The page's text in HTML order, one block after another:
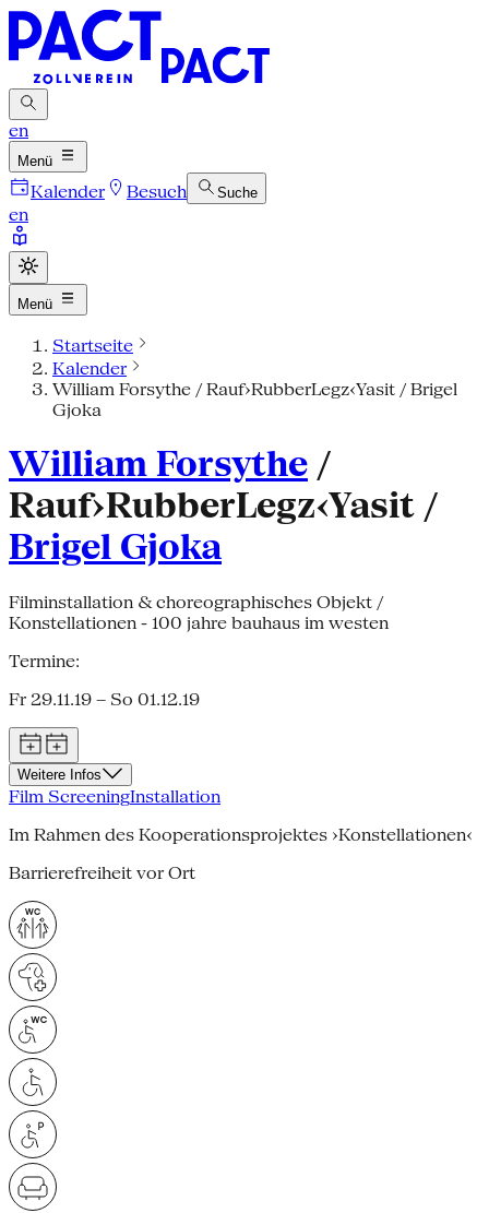
en
Menü
Kalender Besuch Suche
en
Menü
Startseite
Kalender
William Forsythe / Rauf›RubberLegz‹Yasit / Brigel
Gjoka
William Forsythe /
Rauf›RubberLegz‹Yasit /
Brigel Gjoka
Filminstallation & choreographisches Objekt /
Konstellationen - 100 jahre bauhaus im westen
Termine:
Fr 29.11.19 – So 01.12.19
Weitere Infos
Film ScreeningInstallation
Im Rahmen des Kooperationsprojektes ›Konstellationen‹
Barrierefreiheit vor Ort